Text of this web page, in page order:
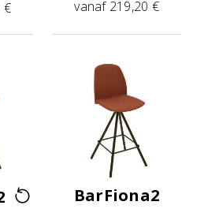
€ vanaf 219,20 €
BarFiona2